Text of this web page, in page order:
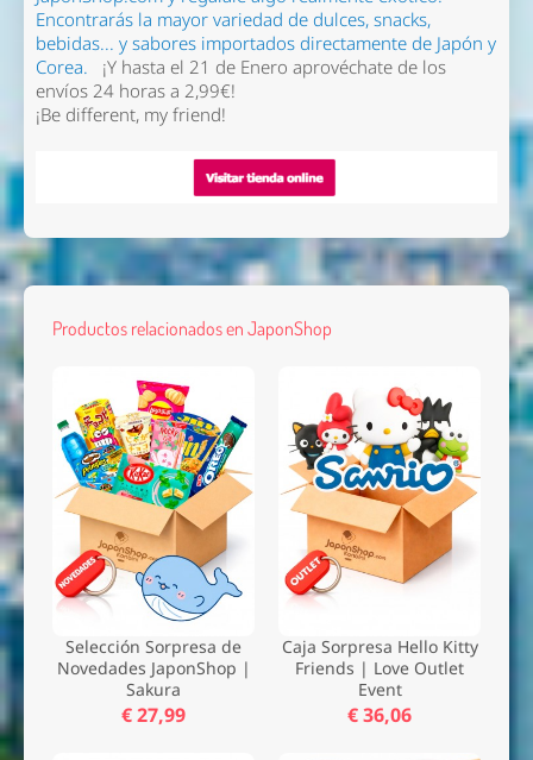
Encontrarás la mayor variedad de dulces, snacks,
bebidas... y sabores importados directamente de Japón y
Corea.
¡Y hasta el 21 de Enero aprovéchate de los
envíos 24 horas a 2,99€!
¡Be different, my friend!
Productos relacionados en JaponShop
Selección Sorpresa de
Novedades JaponShop |
Sakura
€ 27,99
Caja Sorpresa Hello Kitty
Friends | Love Outlet
Event
€ 36,06